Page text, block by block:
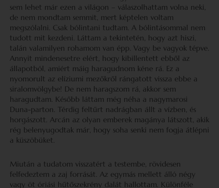
sem lehet már ezen a világon – válaszolhattam volna neki,
de nem mondtam semmit, mert képtelen voltam
megszólalni. Csak bólintani tudtam. A bólintásommal nem
tudott mit kezdeni. Láttam a tekintetén, hogy azt hiszi,
talán valamilyen rohamom van épp. Vagy be vagyok tépve.
Annyit mindenesetre elért, hogy kibillentett ebből az
állapotból, amiért máig haragudnom kéne rá. Ez a
nyomorult az elíziumi mezőkről rángatott vissza ebbe a
siralomvölgybe! De nem haragszom rá, akkor sem
haragudtam. Később láttam még néha a nagymarosi
Duna-parton. Térdig feltűrt nadrágban állt a vízben, és
horgászott. Arcán az olyan emberek magánya látszott, akik
rég belenyugodtak már, hogy soha senki nem fogja átlépni
a küszöbüket.
Miután a tudatom visszatért a testembe, rövidesen
felfedeztem a zaj forrását. Az egymás mellett álló négy
vagy öt óriási hűtőszekrény dalát hallottam. Különféle